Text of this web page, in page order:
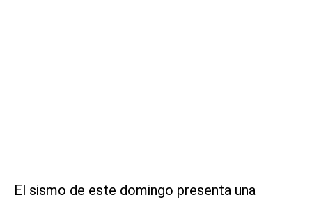
El sismo de este domingo presenta una